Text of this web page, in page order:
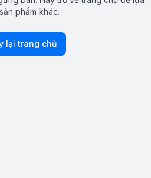
phẩm khác.
lại trang chủ